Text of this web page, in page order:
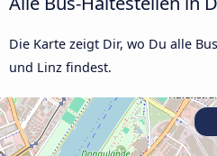
Die Karte zeigt Dir, wo Du alle
und Linz findest.